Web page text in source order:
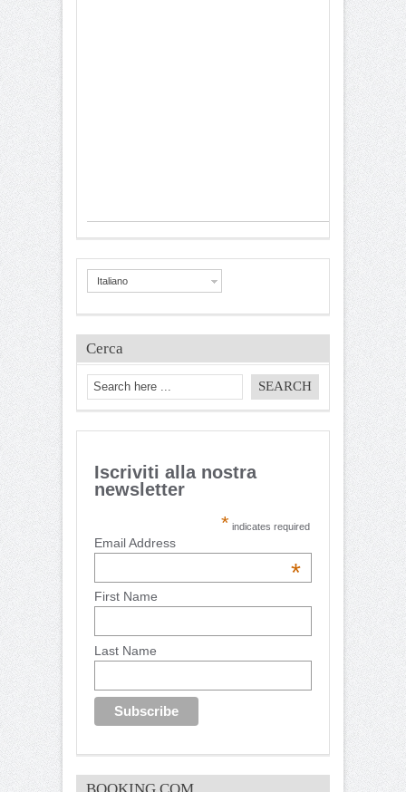
Italiano
Cerca
Iscriviti alla nostra
newsletter
* indicates required
Email Address
*
First Name
Last Name